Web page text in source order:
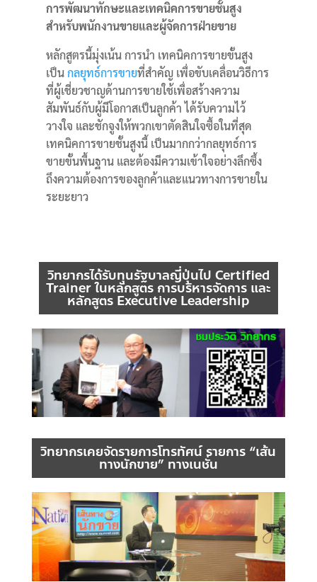
การพัฒนาทักษะและเทคนิคการขายชั้นสูง
สำหรับพนักงานขายและผู้จัดการฝ่ายขาย
หลักสูตรนี้มุ่งเน้น การนำ เทคนิคการขายขั้นสูง
เป็นกลยุทธ์การขายที่สำคัญ เพื่อขับเคลื่อนวิธีการ
ที่ผู้เชี่ยวชาญด้านการขายใช้เพื่อสร้างความ
สัมพันธ์กับผู้มีโอกาสเป็นลูกค้า ได้รับความไว้
วางใจ และชักจูงให้พวกเขาตัดสินใจซื้อในที่สุด
เทคนิคการขายชั้นสูงนี้ เป็นมากกว่ากลยุทธ์การ
ขายขั้นพื้นฐาน และต้องมีความเข้าใจอย่างลึกซึ้ง
ถึงความต้องการของลูกค้าและแนวทางการขายใน
ระยะยาว
วิทยากรได้รับทุนรัฐบาลญี่ปุ่นไป Certified
Trainer ในหลักสูตร การบริหารจัดการ และ
หลักสูตร Executive Leadership
วิทยากรเคยจัดรายการโทรทัศน์ รายการ “เส้น
ทางนักขาย” ทางเนชั่น